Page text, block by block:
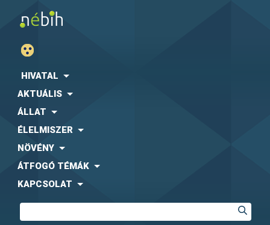
HIVATAL
AKTUÁLIS
ÁLLAT
ÉLELMISZER
NÖVÉNY
ÁTFOGÓ TÉMÁK
KAPCSOLAT